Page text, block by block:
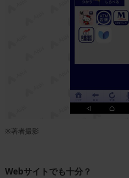
※著者撮影
Webサイトでも十分？